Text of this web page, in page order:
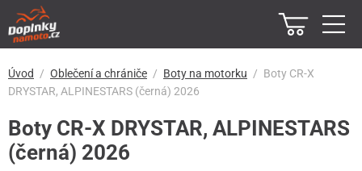
Úvod Oblečení a chrániče Boty na motorku
Boty CR-X
DRYSTAR, ALPINESTARS (černá) 2026
Boty CR-X DRYSTAR, ALPINESTARS
(černá) 2026